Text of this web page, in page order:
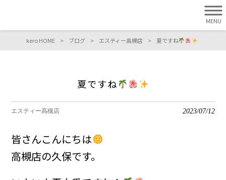
MENU
kero HOME > ブログ > エスティー高槻店 > 夏ですね
夏ですね
エスティー高槻店 2023/07/12
皆さんこんにちは
高槻店の久保です。